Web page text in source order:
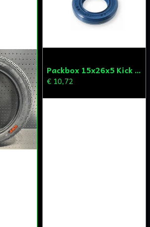
Skicka fråga
Packbox 15x26x5 Kick Aprilia/Derbi/Gilera (original)
€ 10,72